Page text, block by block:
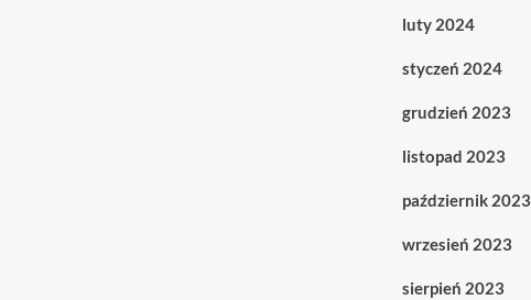
luty 2024
styczeń 2024
grudzień 2023
listopad 2023
październik 2023
wrzesień 2023
sierpień 2023